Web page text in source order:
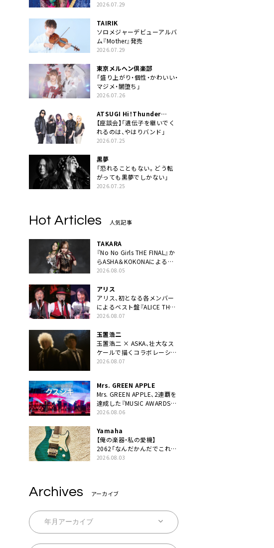
2026.07.29
TAIRIK
ソロメジャーデビューアルバ
ム『Mother』発売
2026.07.29
東京メルヘン倶楽部
「盛り上がり・個性・かわいい・
マジメ・闇堕ち」
2026.07.26
ATSUGI Hi！Thunder
Rock Festival
【座談会】「遺伝子を継いでく
れるのは、やはりバンド」
2026.07.25
黒夢
「恐れることもない。どう転
がっても黒夢でしかない」
2026.07.25
Hot Articles 人気記事
TAKARA
『No No Girls THE FINAL』か
らASHA＆KOKONAによるユ
ニット・TAKARAがデビュー
2026.08.05
アリス
アリス、初となる各メンバー
によるベスト盤『ALICE THE
BEST “TORILOGY”』リリー
2026.08.07
玉置浩二
玉置浩二 × ASKA、壮大なス
ケールで描くコラボレーショ
ン曲「音銀河」リリース決定。
2026.08.07
Mrs. GREEN APPLE
Mrs. GREEN APPLE、2連覇を
達成した『MUSIC AWARDS
JAPAN 2026』での「クスシ
YouTube公開
2026.08.06
Yamaha
【俺の楽器・私の愛機】
2062「なんだかんだでこれが
1番」
2026.08.03
Archives アーカイブ